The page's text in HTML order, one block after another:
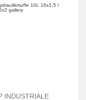
INDUSTRIALE